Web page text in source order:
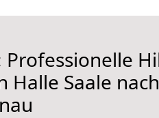
Saale nach